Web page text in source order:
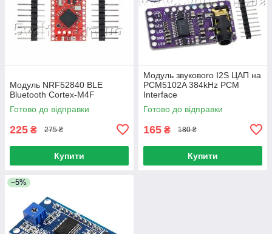
Модуль NRF52840 BLE
Bluetooth Cortex-M4F
Готово до відправки
225 ₴ 275 ₴
Купити
Модуль звукового I2S ЦАП на
PCM5102A 384kHz PCM
Interface
Готово до відправки
165 ₴ 180 ₴
Купити
–5%